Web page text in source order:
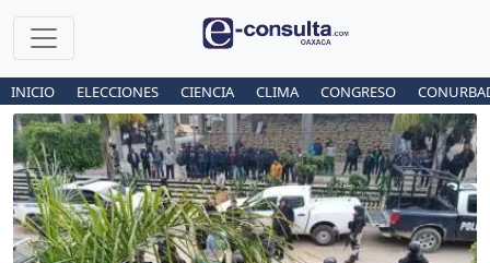
INICIO ELECCIONES CIENCIA CLIMA CONGRESO